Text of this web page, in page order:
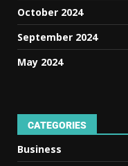
October 2024
September 2024
May 2024
CATEGORIES
Business